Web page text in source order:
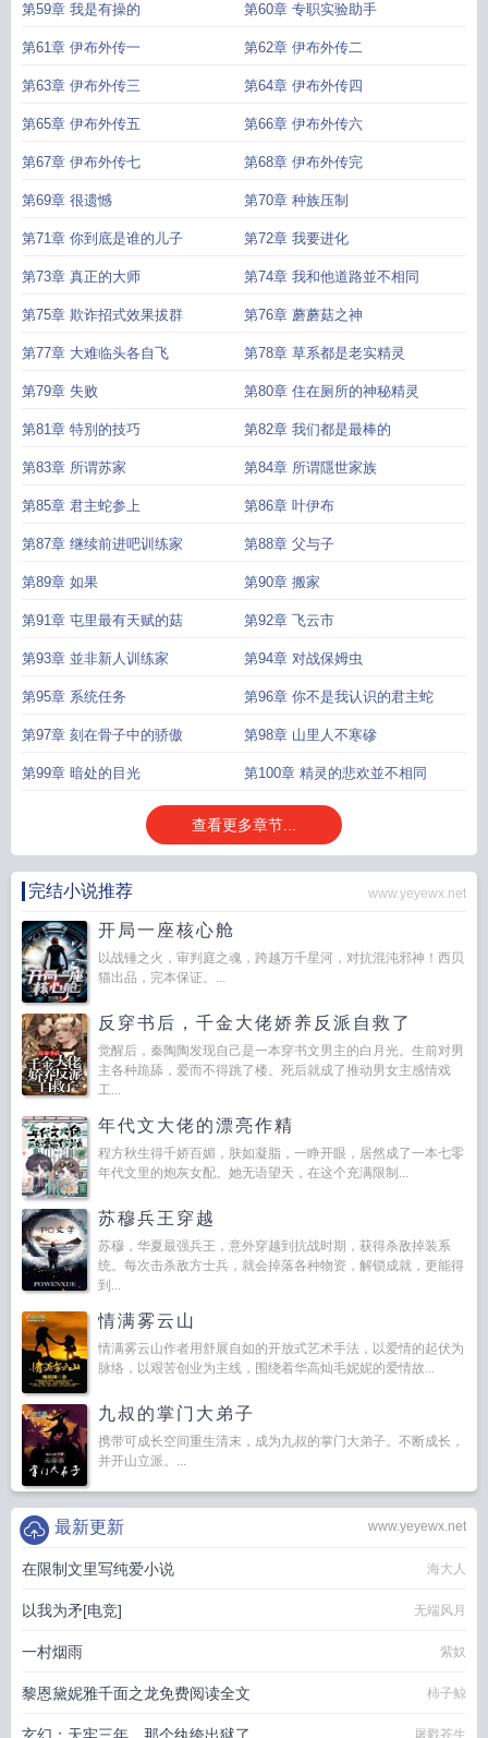
第59章 我是有操的 第60章 专职实验助手
第61章 伊布外传一 第62章 伊布外传二
第63章 伊布外传三 第64章 伊布外传四
第65章 伊布外传五 第66章 伊布外传六
第67章 伊布外传七 第68章 伊布外传完
第69章 很遗憾 第70章 种族压制
第71章 你到底是谁的儿子 第72章 我要进化
第73章 真正的大师 第74章 我和他道路並不相同
第75章 欺诈招式效果拔群 第76章 蘑蘑菇之神
第77章 大难临头各自飞 第78章 草系都是老实精灵
第79章 失败 第80章 住在厕所的神秘精灵
第81章 特別的技巧 第82章 我们都是最棒的
第83章 所谓苏家 第84章 所谓隱世家族
第85章 君主蛇参上 第86章 叶伊布
第87章 继续前进吧训练家 第88章 父与子
第89章 如果 第90章 搬家
第91章 屯里最有天赋的菇 第92章 飞云市
第93章 並非新人训练家 第94章 对战保姆虫
第95章 系统任务 第96章 你不是我认识的君主蛇
第97章 刻在骨子中的骄傲 第98章 山里人不寒磣
第99章 暗处的目光 第100章 精灵的悲欢並不相同
查看更多章节...
完结小说推荐 www.yeyewx.net
开局一座核心舱
以战锤之火，审判庭之魂，跨越万千星河，对抗混沌邪神！西贝
猫出品，完本保证。...
反穿书后，千金大佬娇养反派自救了
觉醒后，秦陶陶发现自己是一本穿书文男主的白月光。生前对男
主各种跪舔，爱而不得跳了楼。死后就成了推动男女主感情戏
工...
年代文大佬的漂亮作精
程方秋生得千娇百媚，肤如凝脂，一睁开眼，居然成了一本七零
年代文里的炮灰女配。她无语望天，在这个充满限制...
苏穆兵王穿越
苏穆，华夏最强兵王，意外穿越到抗战时期，获得杀敌掉装系
统。每次击杀敌方士兵，就会掉落各种物资，解锁成就，更能得
到...
情满雾云山
情满雾云山作者用舒展自如的开放式艺术手法，以爱情的起伏为
脉络，以艰苦创业为主线，围绕着华高灿毛妮妮的爱情故...
九叔的掌门大弟子
携带可成长空间重生清末，成为九叔的掌门大弟子。不断成长，
并开山立派。...
www.yeyewx.net
最新更新
在限制文里写纯爱小说 海大人
以我为矛[电竞] 无端风月
一村烟雨 紫奴
黎恩黛妮雅千面之龙免费阅读全文 柿子鲸
屠戮苍生